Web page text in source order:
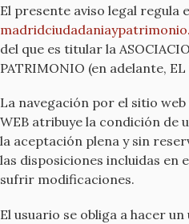
El presente aviso legal regula
del que es titular la
PATRIMONIO (en adelante, EL
La navegación por el sitio web
WEB atribuye la condición de
la aceptación plena y sin
las disposiciones incluidas en
sufrir modificaciones.
El usuario se obliga a hacer